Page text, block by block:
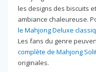
les designs des biscuits
ambiance chaleureuse.
le Mahjong Deluxe
Les fans du genre
complète de Mahjong
originales.